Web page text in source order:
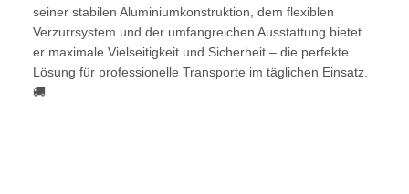
seiner stabilen Aluminiumkonstruktion, dem flexiblen
Verzurrsystem und der umfangreichen Ausstattung bietet
er maximale Vielseitigkeit und Sicherheit – die perfekte
Lösung für professionelle Transporte im täglichen Einsatz.
🚚